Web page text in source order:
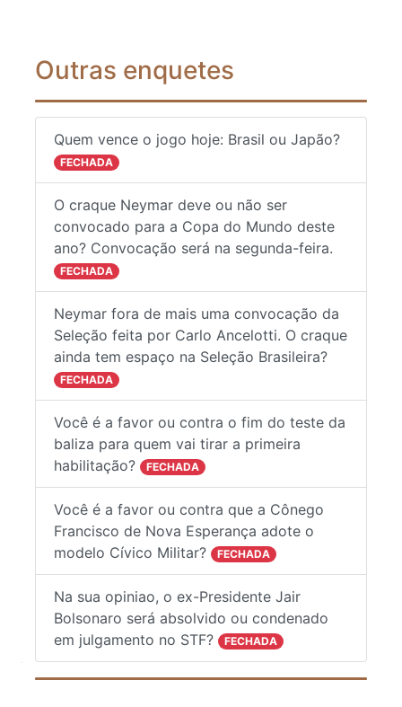
Outras enquetes
Quem vence o jogo hoje: Brasil ou Japão?
FECHADA
O craque Neymar deve ou não ser
convocado para a Copa do Mundo deste
ano? Convocação será na segunda-feira.
FECHADA
Neymar fora de mais uma convocação da
Seleção feita por Carlo Ancelotti. O craque
ainda tem espaço na Seleção Brasileira?
FECHADA
Você é a favor ou contra o fim do teste da
baliza para quem vai tirar a primeira
habilitação?
FECHADA
Você é a favor ou contra que a Cônego
Francisco de Nova Esperança adote o
modelo Cívico Militar?
FECHADA
Na sua opiniao, o ex-Presidente Jair
Bolsonaro será absolvido ou condenado
em julgamento no STF?
FECHADA